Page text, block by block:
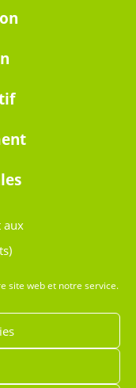
aux
site web et notre service.